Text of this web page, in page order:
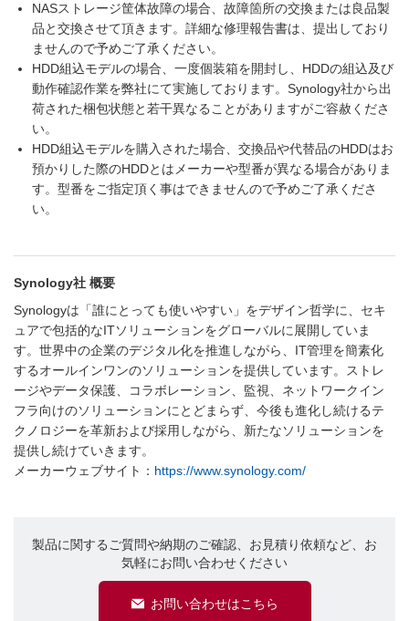
NASストレージ筐体故障の場合、故障箇所の交換または良品製
品と交換させて頂きます。詳細な修理報告書は、提出しており
ませんので予めご了承ください。
HDD組込モデルの場合、一度個装箱を開封し、HDDの組込及び
動作確認作業を弊社にて実施しております。Synology社から出
荷された梱包状態と若干異なることがありますがご容赦くださ
い。
HDD組込モデルを購入された場合、交換品や代替品のHDDはお
預かりした際のHDDとはメーカーや型番が異なる場合がありま
す。型番をご指定頂く事はできませんので予めご了承くださ
い。
Synology社 概要
Synologyは「誰にとっても使いやすい」をデザイン哲学に、セキ
ュアで包括的なITソリューションをグローバルに展開していま
す。世界中の企業のデジタル化を推進しながら、IT管理を簡素化
するオールインワンのソリューションを提供しています。ストレ
ージやデータ保護、コラボレーション、監視、ネットワークイン
フラ向けのソリューションにとどまらず、今後も進化し続けるテ
クノロジーを革新および採用しながら、新たなソリューションを
提供し続けていきます。
メーカーウェブサイト： https://www.synology.com/
製品に関するご質問や納期のご確認、お見積り依頼など、お
気軽にお問い合わせください
お問い合わせはこちら